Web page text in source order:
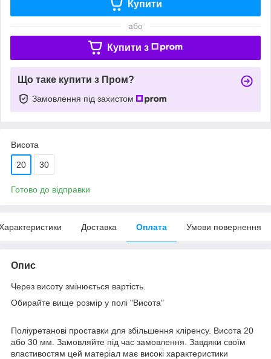
Купити
або
Купити з
Що таке купити з Пром?
Замовлення під захистом
Висота
20 30
Готово до відправки
Доставка Оплата Умови повернення
Опис
Через висоту змінюється вартість.
Обирайте вище розмір у полі "Висота"
Поліуретанові проставки для збільшення кліренсу. Висота 20
або 30 мм. Замовляйте під час замовлення. Завдяки своїм
властивостям цей матеріал має високі характеристики